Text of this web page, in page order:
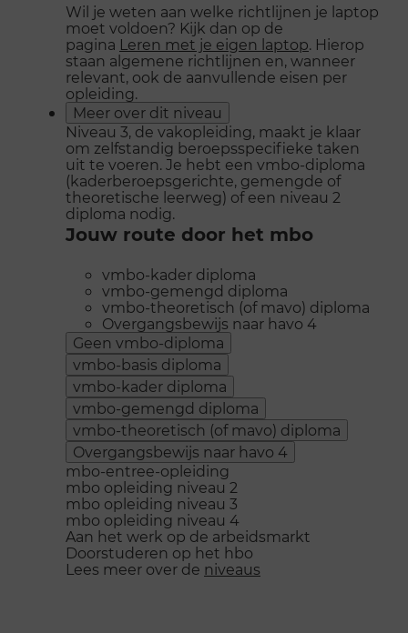
Wil je weten aan welke richtlijnen je laptop
moet voldoen? Kijk dan op de
pagina Leren met je eigen laptop. Hierop
staan algemene richtlijnen en, wanneer
relevant, ook de aanvullende eisen per
opleiding.
Meer over dit niveau
Niveau 3, de vakopleiding, maakt je klaar
om zelfstandig beroepsspecifieke taken
uit te voeren. Je hebt een vmbo-diploma
(kaderberoepsgerichte, gemengde of
theoretische leerweg) of een niveau 2
diploma nodig.
Jouw route door het mbo
vmbo-kader diploma
vmbo-gemengd diploma
vmbo-theoretisch (of mavo) diploma
Overgangsbewijs naar havo 4
Geen vmbo-diploma
vmbo-basis diploma
vmbo-kader diploma
vmbo-gemengd diploma
vmbo-theoretisch (of mavo) diploma
Overgangsbewijs naar havo 4
mbo-entree-opleiding
mbo opleiding niveau 2
mbo opleiding niveau 3
mbo opleiding niveau 4
Aan het werk op de arbeidsmarkt
Doorstuderen op het hbo
Lees meer over de niveaus